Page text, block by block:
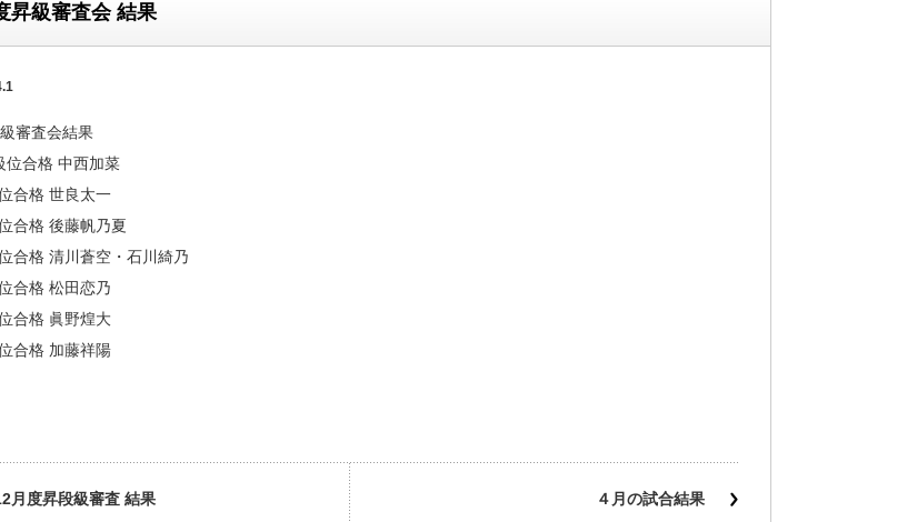
昇級審査会 結果
審査会結果
位合格 中西加菜
合格 世良太一
合格 後藤帆乃夏
合格 清川蒼空・石川綺乃
合格 松田恋乃
合格 眞野煌大
合格 加藤祥陽
月度昇段級審査 結果 ４月の試合結果